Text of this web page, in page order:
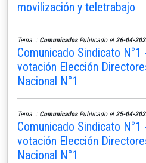
movilización y teletrabajo
Tema..: ComunicadosPublicado el 26-04-
Comunicado Sindicato
votación Elección
Nacional N°1
Tema..: ComunicadosPublicado el 25-04-
Comunicado Sindicato
votación Elección
Nacional N°1